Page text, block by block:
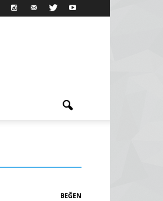
BEĞEN